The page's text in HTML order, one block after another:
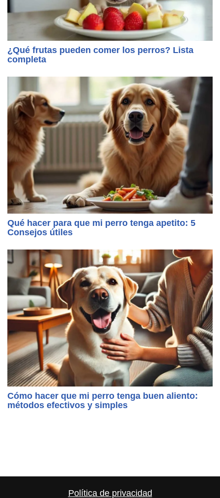
¿Qué frutas pueden comer los perros? Lista
completa
Qué hacer para que mi perro tenga apetito: 5
Consejos útiles
Cómo hacer que mi perro tenga buen aliento:
métodos efectivos y simples
Política de privacidad